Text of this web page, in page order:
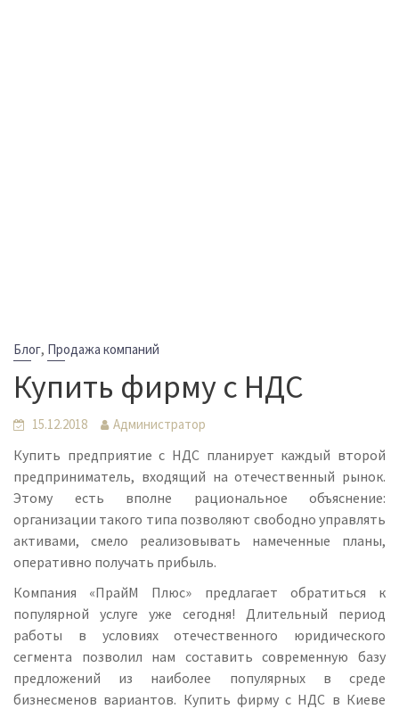
Блог, Продажа компаний
Купить фирму с НДС
15.12.2018 Администратор
Купить предприятие с НДС планирует каждый второй
предприниматель, входящий на отечественный рынок.
Этому есть вполне рациональное объяснение:
организации такого типа позволяют свободно управлять
активами, смело реализовывать намеченные планы,
оперативно получать прибыль.
Компания «ПрайМ Плюс» предлагает обратиться к
популярной услуге уже сегодня! Длительный период
работы в условиях отечественного юридического
сегмента позволил нам составить современную базу
предложений из наиболее популярных в среде
бизнесменов вариантов. Купить фирму с НДС в Киеве